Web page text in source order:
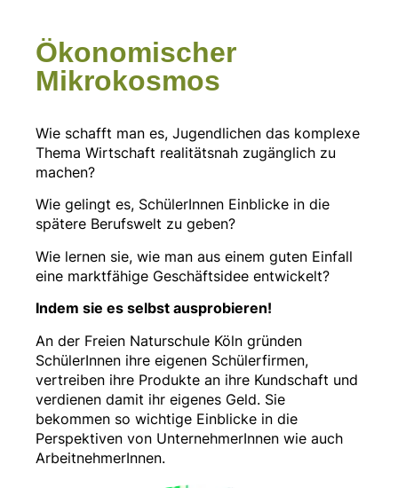
Ökonomischer
Mikrokosmos
Wie schafft man es, Jugendlichen das komplexe
Thema Wirtschaft realitätsnah zugänglich zu
machen?
Wie gelingt es, SchülerInnen Einblicke in die
spätere Berufswelt zu geben?
Wie lernen sie, wie man aus einem guten Einfall
eine marktfähige Geschäftsidee entwickelt?
Indem sie es selbst ausprobieren!
An der Freien Naturschule Köln gründen
SchülerInnen ihre eigenen Schülerfirmen,
vertreiben ihre Produkte an ihre Kundschaft und
verdienen damit ihr eigenes Geld. Sie
bekommen so wichtige Einblicke in die
Perspektiven von UnternehmerInnen wie auch
ArbeitnehmerInnen.